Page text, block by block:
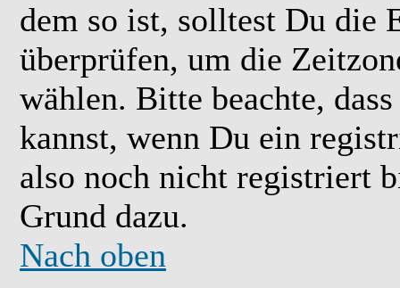
dem so ist, solltest Du die
überprüfen, um die
wählen. Bitte beachte,
kannst, wenn Du ein
also noch nicht registriert
Grund dazu.
Nach oben